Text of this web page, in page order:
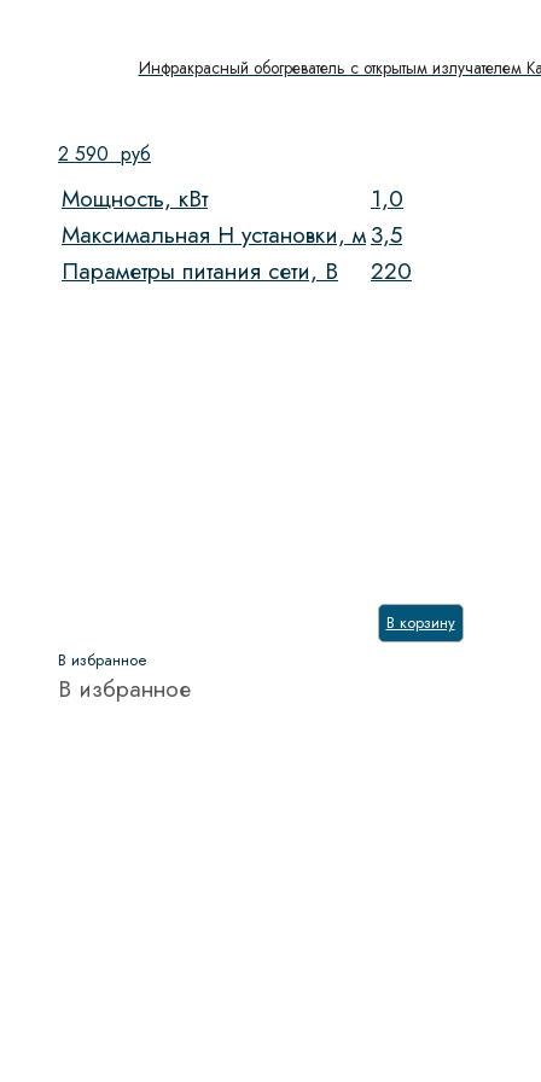
Инфракрасный обогреватель с открытым излучателем
2 590 руб
Мощность, кВт
1,0
Максимальная H установки, м3,5
Параметры питания сети, В
220
В корзину
В избранное
В избранное